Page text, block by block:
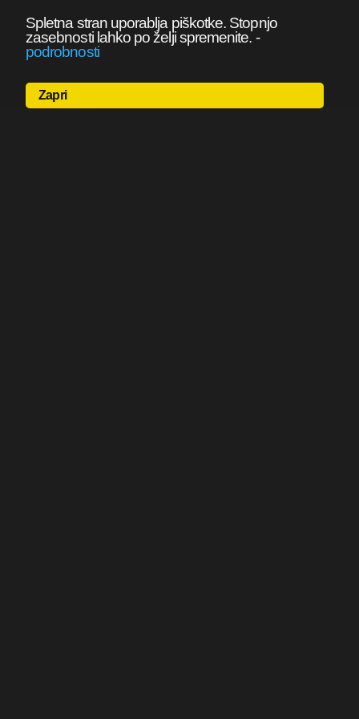
Spletna stran uporablja piškotke. Stopnjo
zasebnosti lahko po želji spremenite. -
podrobnosti
Zapri